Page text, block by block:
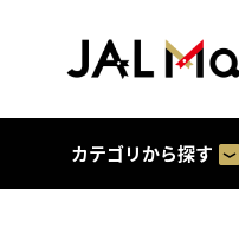
カテゴリから探す